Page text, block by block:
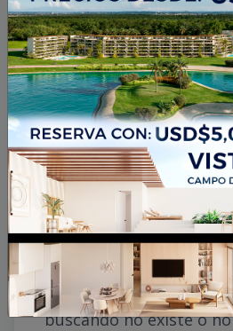
La propiedad
o no está
Lo sentimos, la
buscando no existe o